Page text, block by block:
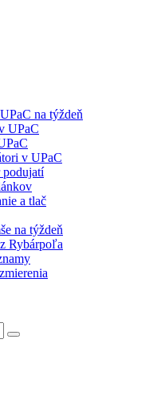
na týždeň
UPaC
v UPaC
podujatí
a tlač
na týždeň
Rybárpoľa